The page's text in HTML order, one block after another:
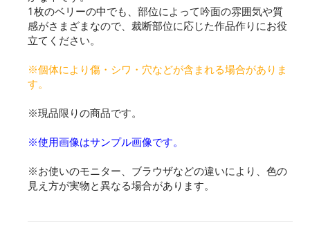
1枚のベリーの中でも、部位によって吟面の雰囲気や質
感がさまざまなので、裁断部位に応じた作品作りにお役
立てください。
※個体により傷・シワ・穴などが含まれる場合がありま
す。
※現品限りの商品です。
※使用画像はサンプル画像です。
※お使いのモニター、ブラウザなどの違いにより、色の
見え方が実物と異なる場合があります。